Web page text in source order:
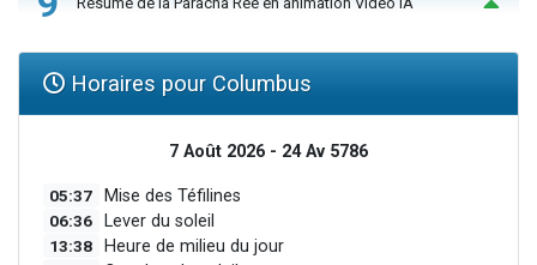
Horaires pour Columbus
7 Août 2026 - 24 Av 5786
05:37 Mise des Téfilines
06:36 Lever du soleil
13:38 Heure de milieu du jour